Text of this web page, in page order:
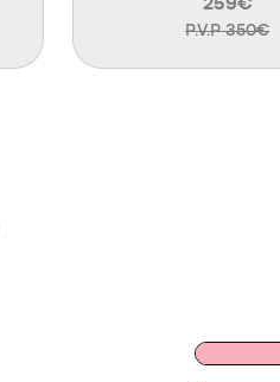
259€
P.V.P 350€